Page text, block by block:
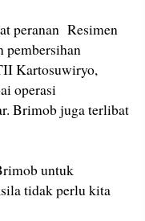
peranan Resimen
pembersihan
Kartosuwiryo,
operasi
Brimob juga terlibat
untuk
tidak perlu kita